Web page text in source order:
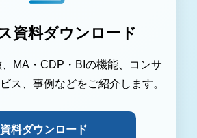
資料ダウンロード
MA・CDP・BIの機能、コンサ
ス、事例などをご紹介します。
資料ダウンロード